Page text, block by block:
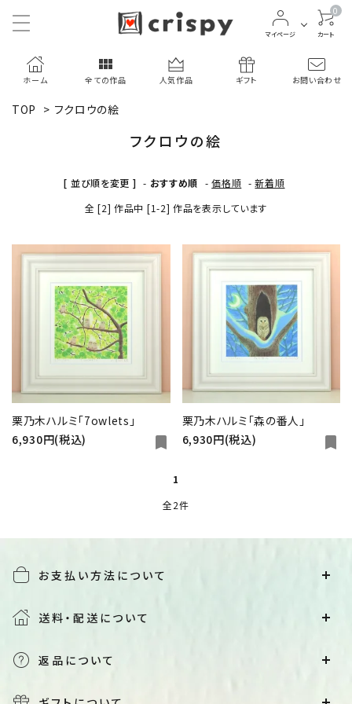
マイページ
0
カート
ホーム 全ての作品 人気作品 ギフト お問い合わせ
TOP > フクロウの絵
フクロウの絵
[ 並び順を変更 ] - おすすめ順 -価格順 -新着順
全 [2] 作品中 [1-2] 作品を表示しています
栗乃木ハルミ「7owlets」
6,930円(税込)
bookmark
栗乃木ハルミ「森の番人」
6,930円(税込)
bookmark
1
全2件
キーワード
検索する
お支払い方法について
送料・配送について
返品について